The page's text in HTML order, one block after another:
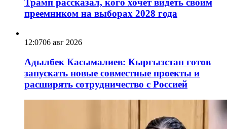
Трамп рассказал, кого хочет видеть своим
преемником на выборах 2028 года
12:0706 авг 2026
Адылбек Касымалиев: Кыргызстан готов
запускать новые совместные проекты и
расширять сотрудничество с Россией